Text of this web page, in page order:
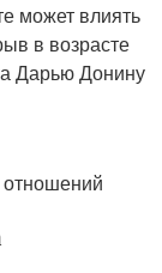
может влиять
в возрасте
Дарью Донину
отношений